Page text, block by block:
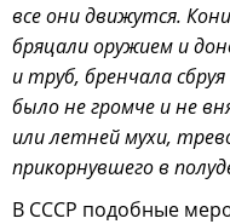
все они движутся.
бряцали оружием и
и труб, бренчала
было не громче и не
или летней мухи,
прикорнувшего в
В СССР подобные